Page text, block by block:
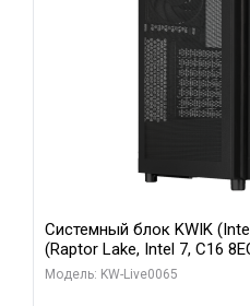
Системный блок KWIK
(Raptor Lake, Intel 7, C16
модуля)/ ASUS RTX5080
Модель: KW-Live0065